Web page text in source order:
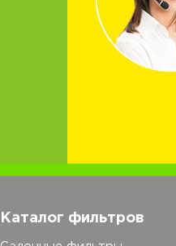
Каталог фильтров